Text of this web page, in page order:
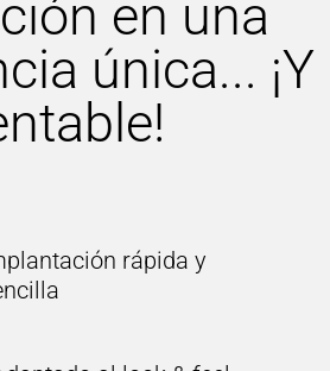
en una
única... ¡Y
rápida y